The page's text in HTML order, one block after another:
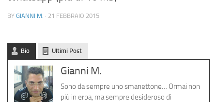
Recensioni
Privacy
Cerca
BY GIANNI M. · 21 FEBBRAIO 2015
Bio Ultimi Post
Gianni M.
Sono da sempre uno smanettone… Ormai non
più in erba, ma sempre desideroso di